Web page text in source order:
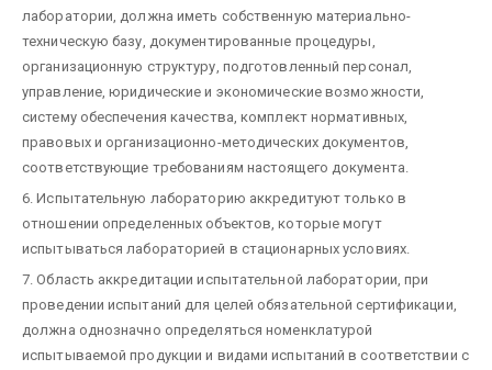
лаборатории, должна иметь собственную материально-
техническую базу, документированные процедуры,
организационную структуру, подготовленный персонал,
управление, юридические и экономические возможности,
систему обеспечения качества, комплект нормативных,
правовых и организационно-методических документов,
соответствующие требованиям настоящего документа.
6. Испытательную лабораторию аккредитуют только в
отношении определенных объектов, которые могут
испытываться лабораторией в стационарных условиях.
7. Область аккредитации испытательной лаборатории, при
проведении испытаний для целей обязательной сертификации,
должна однозначно определяться номенклатурой
испытываемой продукции и видами испытаний в соответствии с